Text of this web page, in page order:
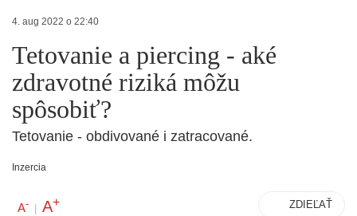
4. aug 2022 o 22:40
Tetovanie a piercing - aké
zdravotné riziká môžu
spôsobiť?
Tetovanie - obdivované i zatracované.
Inzercia
A- | A+ ZDIEĽAŤ